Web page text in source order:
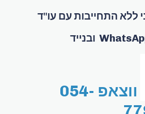
ללא התחייבות עם עו"ד
ווצאפ 054-